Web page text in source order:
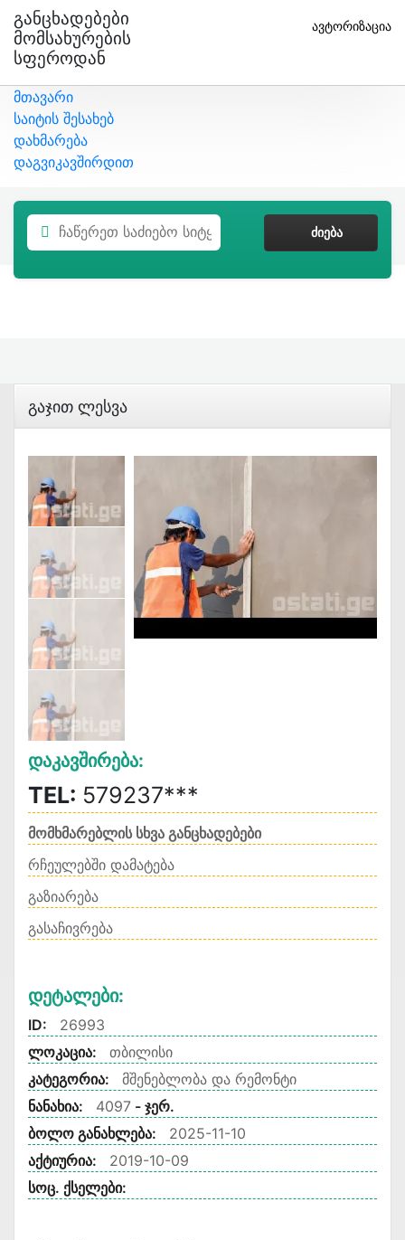
Განცხადებები
Მომსახურების
Სფეროდან
ავტორიზაცია
მთავარი
საიტის შესახებ
დახმარება
დაგვიკავშირდით
ᲫᲘᲔᲑᲐ
Გაჯით Ლესვა
Დაკავშირება:
TEL: 579237***
მომხმარებლის სხვა განცხადებები
რჩეულებში დამატება
გაზიარება
გასაჩივრება
Დეტალები:
ID:
26993
ლოკაცია:
თბილისი
კატეგორია:
მშენებლობა და რემონტი
ნანახია:
4097 - ჯერ.
ბოლო განახლება:
2025-11-10
აქტიურია:
2019-10-09
სოც. ქსელები: